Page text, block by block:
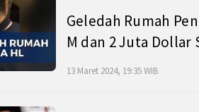
Geledah Rumah
M dan 2 Juta Dollar
13 Maret 2024, 19:35 WIB